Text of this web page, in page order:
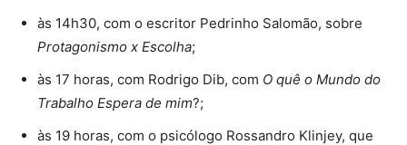
às 14h30, com o escritor Pedrinho Salomão, sobre
Protagonismo x Escolha;
às 17 horas, com Rodrigo Dib, com O quê o Mundo do
Trabalho Espera de mim?;
às 19 horas, com o psicólogo Rossandro Klinjey, que